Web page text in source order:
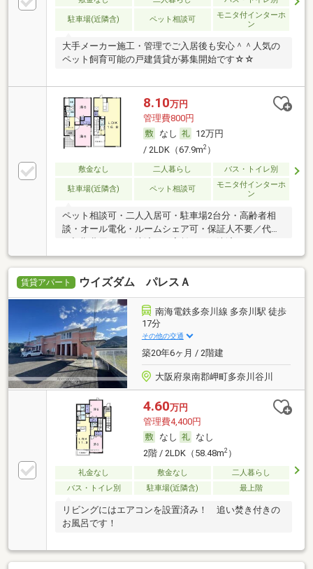
駐車場(近隣含) ペット相談可
モニタ付インターホ
ン
大手メーカー施工・管理でご入居後も安心＾＾人気の
ペット飼育可能の戸建賃貸が募集開始です☆☆
8.10万円
管理費800円
なし
12万円
/ 2LDK（67.9m2）
敷金なし 二人暮らし バス・トイレ別
駐車場(近隣含) ペット相談可
モニタ付インターホ
ン
ペット相談可・二人入居可・駐車場2台分・高齢者相
談・オール電化・ルームシェア可・保証人不要／代行
賃貸アパート ウイズダム パレスＡ
南海電鉄多奈川線 多奈川駅 徒歩
17分
その他の交通
築20年6ヶ月 / 2階建
大阪府泉南郡岬町多奈川谷川
4.60万円
管理費4,400円
なし
なし
2階 / 2LDK（58.48m2）
礼金なし 敷金なし
二人暮らし
バス・トイレ別
駐車場(近隣含) 最上階
リビングにはエアコンを設置済み！ 追い焚き付きの
お風呂です！